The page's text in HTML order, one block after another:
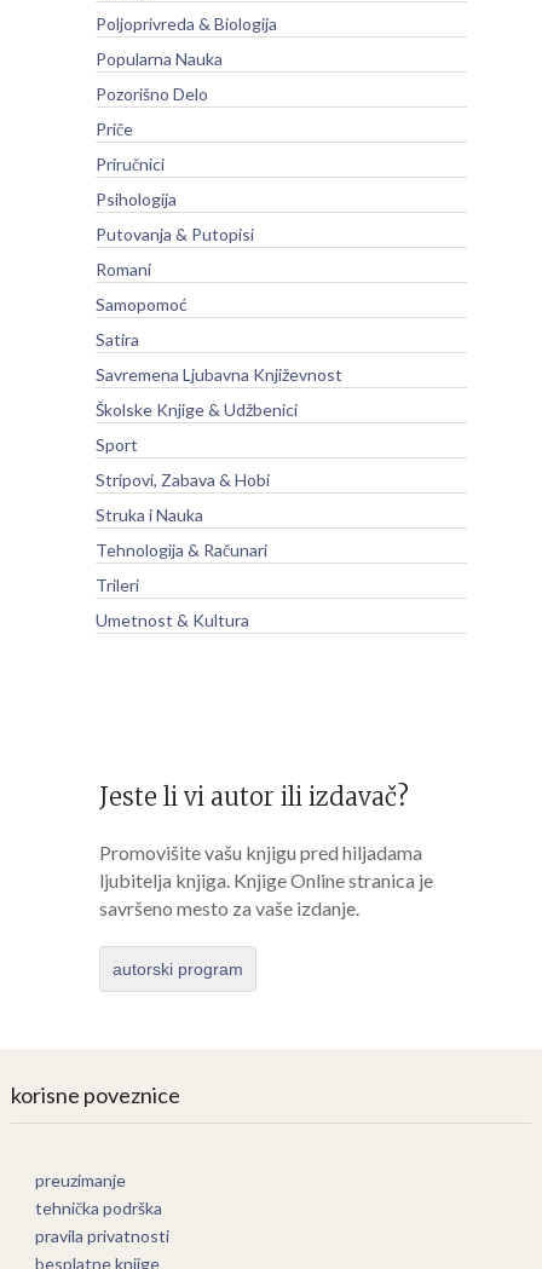
Poljoprivreda & Biologija
Popularna Nauka
Pozorišno Delo
Priče
Priručnici
Psihologija
Putovanja & Putopisi
Romani
Samopomoć
Satira
Savremena Ljubavna Književnost
Školske Knjige & Udžbenici
Sport
Stripovi, Zabava & Hobi
Struka i Nauka
Tehnologija & Računari
Trileri
Umetnost & Kultura
Jeste li vi autor ili izdavač?
Promovišite vašu knjigu pred hiljadama
ljubitelja knjiga. Knjige Online stranica je
savršeno mesto za vaše izdanje.
autorski program
korisne poveznice
preuzimanje
tehnička podrška
pravila privatnosti
besplatne knjige